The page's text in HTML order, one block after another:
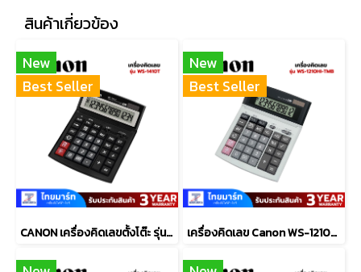
สินค้าเกี่ยวข้อง
New
Best Seller
CANON เครื่องคิดเลขตั้งโต๊ะ รุ่น WS-1410T
New
Best Seller
เครื่องคิดเลข Canon WS-1210HI-TMB